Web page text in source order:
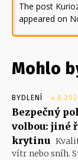
The post
appeared on
Mohlo
BYDLENÍ
Bezpečný
volbou: jiné
krytinu
vítr nebo sníh.